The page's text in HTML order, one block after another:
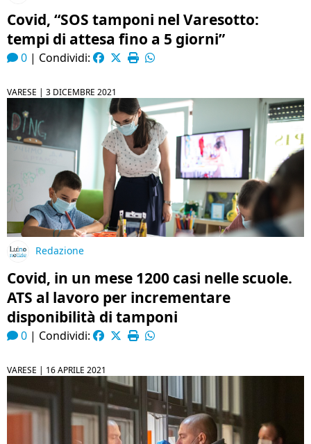
Covid, “SOS tamponi nel Varesotto:
tempi di attesa fino a 5 giorni”
0 | Condividi:
VARESE | 3 DICEMBRE 2021
Redazione
Covid, in un mese 1200 casi nelle scuole.
ATS al lavoro per incrementare
disponibilità di tamponi
0 | Condividi:
VARESE | 16 APRILE 2021